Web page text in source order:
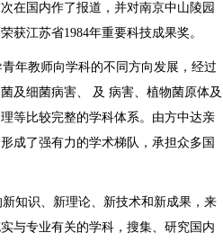
在国内作了报道，并对南京中山陵园
获江苏省1984年重要科技成果奖。
年教师向学科的不同方向发展，经过
及细菌病害、 及 病害、植物菌原体及
等比较完整的学科体系。由方中达亲
成了强有力的学术梯队，承担众多国
知识、新理论、新技术和新成果，来
与专业有关的学科，搜集、研究国内